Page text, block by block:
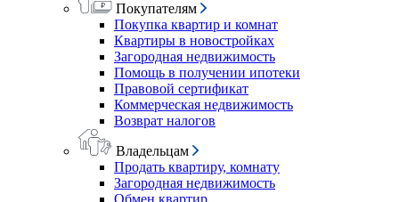
Покупателям
Покупка квартир и комнат
Квартиры в новостройках
Загородная недвижимость
Помощь в получении ипотеки
Правовой сертификат
Коммерческая недвижимость
Возврат налогов
Владельцам
Продать квартиру, комнату
Загородная недвижимость
Обмен квартир